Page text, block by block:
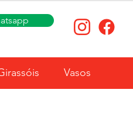
Vasos